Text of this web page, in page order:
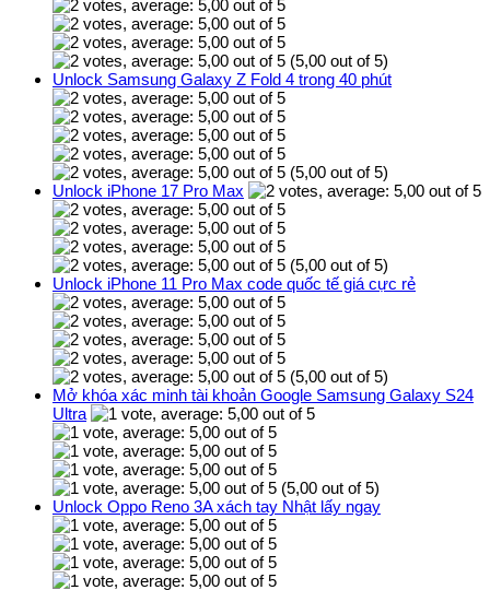
(5,00 out of 5)
Unlock Samsung Galaxy Z Fold 4 trong 40 phút
(5,00 out of 5)
Unlock iPhone 17 Pro Max
(5,00 out of 5)
Unlock iPhone 11 Pro Max code quốc tế giá cực rẻ
(5,00 out of 5)
Mở khóa xác minh tài khoản Google Samsung Galaxy S24
Ultra
(5,00 out of 5)
Unlock Oppo Reno 3A xách tay Nhật lấy ngay